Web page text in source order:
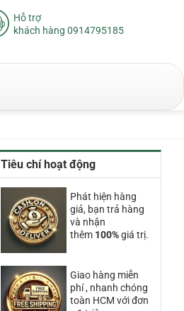
Hỗ trợ
khách hàng 0914795185
Tiêu chí hoạt động
Phát hiện hàng
giả, bạn trả hàng
và nhận
thêm 100%giá trị.
Giao hàng miễn
phí , nhanh chóng
toàn HCM với đơn